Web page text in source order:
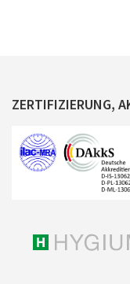
ZERTIFIZIERUNG,